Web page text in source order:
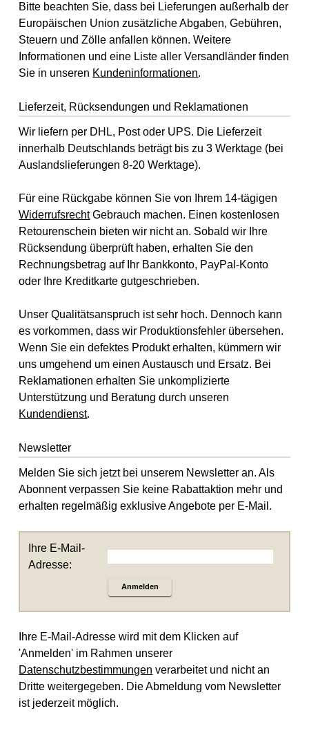
Bitte beachten Sie, dass bei Lieferungen außerhalb der
Europäischen Union zusätzliche Abgaben, Gebühren,
Steuern und Zölle anfallen können. Weitere
Informationen und eine Liste aller Versandländer finden
Sie in unseren Kundeninformationen.
Lieferzeit, Rücksendungen und Reklamationen
Wir liefern per DHL, Post oder UPS. Die Lieferzeit
innerhalb Deutschlands beträgt bis zu 3 Werktage (bei
Auslandslieferungen 8-20 Werktage).
Für eine Rückgabe können Sie von Ihrem 14-tägigen
WiderrufsrechtGebrauch machen. Einen kostenlosen
Retourenschein bieten wir nicht an. Sobald wir Ihre
Rücksendung überprüft haben, erhalten Sie den
Rechnungsbetrag auf Ihr Bankkonto, PayPal-Konto
oder Ihre Kreditkarte gutgeschrieben.
Unser Qualitätsanspruch ist sehr hoch. Dennoch kann
es vorkommen, dass wir Produktionsfehler übersehen.
Wenn Sie ein defektes Produkt erhalten, kümmern wir
uns umgehend um einen Austausch und Ersatz. Bei
Reklamationen erhalten Sie unkomplizierte
Unterstützung und Beratung durch unseren
Kundendienst.
Newsletter
Melden Sie sich jetzt bei unserem Newsletter an. Als
Abonnent verpassen Sie keine Rabattaktion mehr und
erhalten regelmäßig exklusive Angebote per E-Mail.
Ihre E-Mail-
Adresse:
Anmelden
Ihre E-Mail-Adresse wird mit dem Klicken auf
'Anmelden' im Rahmen unserer
Datenschutzbestimmungen verarbeitet und nicht an
Dritte weitergegeben. Die Abmeldung vom Newsletter
ist jederzeit möglich.